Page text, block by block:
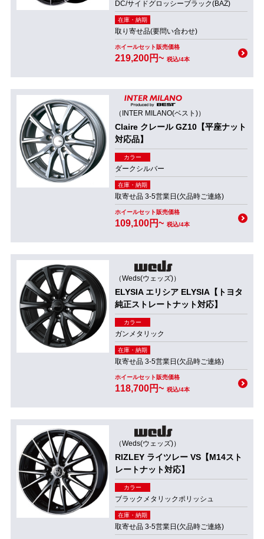
DC/サイドグロッシーブラック(BAZ)
在庫・納期
取り寄せ品(要問い合わせ)
ホイールセット販売価格
219,200円~ 税込/4本
（INTER MILANO(ベスト)）
Claire クレール GZ10【平座ナット
対応品】
カラー
ダークシルバー
在庫・納期
取寄せ品 3-5営業日(欠品時ご連絡)
ホイールセット販売価格
109,100円~ 税込/4本
（Weds(ウェッズ)）
ELYSIA エリシア ELYSIA【トヨタ
純正ストレートナット対応】
カラー
ガンメタリック
在庫・納期
取寄せ品 3-5営業日(欠品時ご連絡)
ホイールセット販売価格
118,700円~ 税込/4本
（Weds(ウェッズ)）
RIZLEY ライツレー VS【M14スト
レートナット対応】
カラー
ブラックメタリックポリッシュ
在庫・納期
取寄せ品 3-5営業日(欠品時ご連絡)